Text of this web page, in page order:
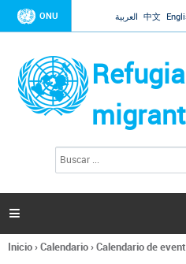
Jump to
ONU العربية 中文
l
s

Se
Inicio›Calendario›Calendario de